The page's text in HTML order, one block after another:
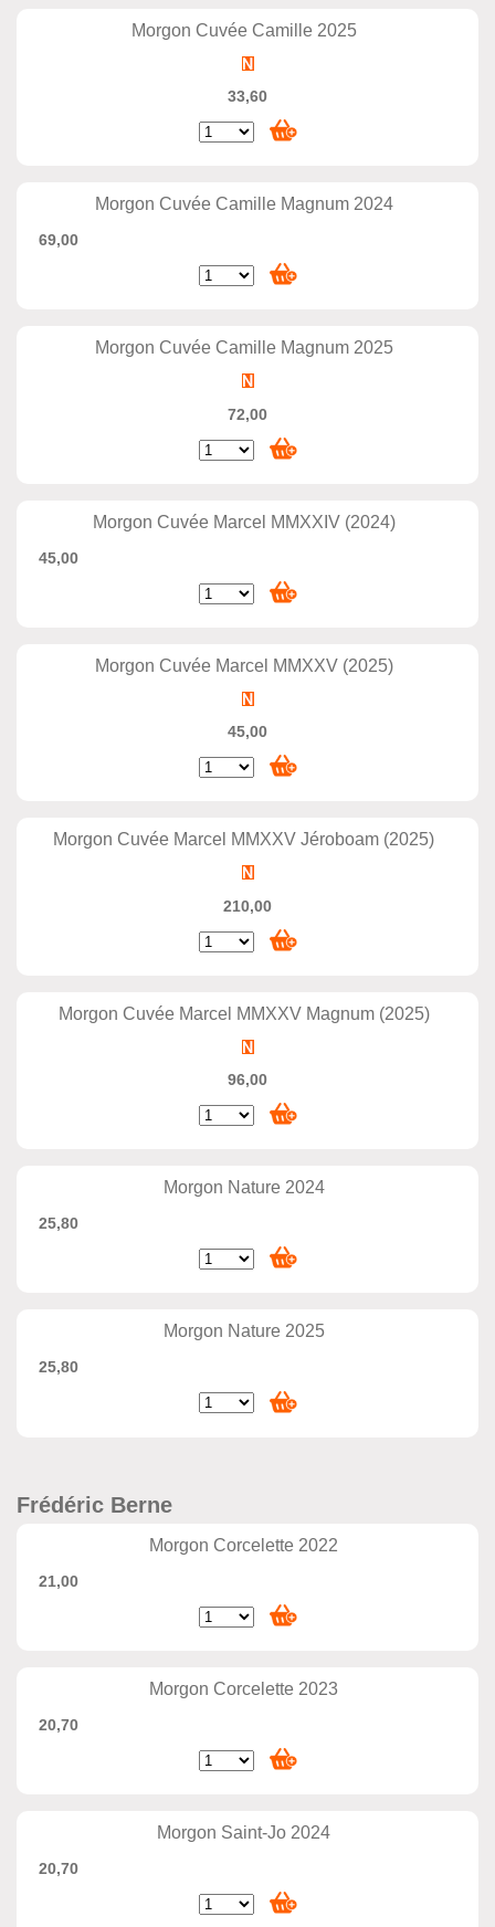
Morgon Cuvée Camille 2025
33,60
Morgon Cuvée Camille Magnum 2024
69,00
Morgon Cuvée Camille Magnum 2025
72,00
Morgon Cuvée Marcel MMXXIV (2024)
45,00
Morgon Cuvée Marcel MMXXV (2025)
45,00
Morgon Cuvée Marcel MMXXV Jéroboam (2025)
210,00
Morgon Cuvée Marcel MMXXV Magnum (2025)
96,00
Morgon Nature 2024
25,80
Morgon Nature 2025
25,80
Frédéric Berne
Morgon Corcelette 2022
21,00
Morgon Corcelette 2023
20,70
Morgon Saint-Jo 2024
20,70